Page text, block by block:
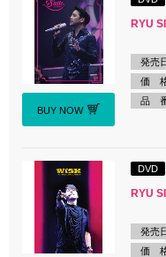
BUY NOW
RYU
発売
価
品
DVD
RYU
発売
価